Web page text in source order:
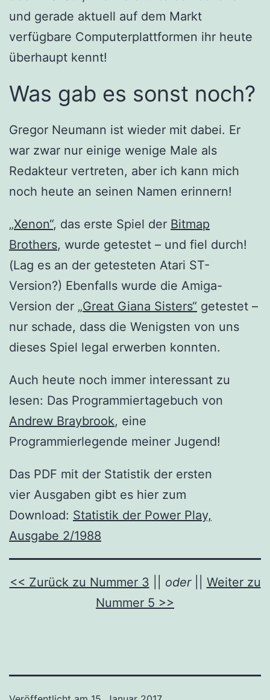
und gerade aktuell auf dem Markt
verfügbare Computerplattformen ihr heute
überhaupt kennt!
Was gab es sonst noch?
Gregor Neumann ist wieder mit dabei. Er
war zwar nur einige wenige Male als
Redakteur vertreten, aber ich kann mich
noch heute an seinen Namen erinnern!
„Xenon“, das erste Spiel der Bitmap
Brothers, wurde getestet – und fiel durch!
(Lag es an der getesteten Atari ST-
Version?) Ebenfalls wurde die Amiga-
Version der „Great Giana Sisters“ getestet –
nur schade, dass die Wenigsten von uns
dieses Spiel legal erwerben konnten.
Auch heute noch immer interessant zu
lesen: Das Programmiertagebuch von
Andrew Braybrook, eine
Programmierlegende meiner Jugend!
Das PDF mit der Statistik der ersten
vier Ausgaben gibt es hier zum
Download: Statistik der Power Play,
Ausgabe 2/1988
<< Zurück zu Nummer 3 oder|| Weiter zu
Nummer 5 >>